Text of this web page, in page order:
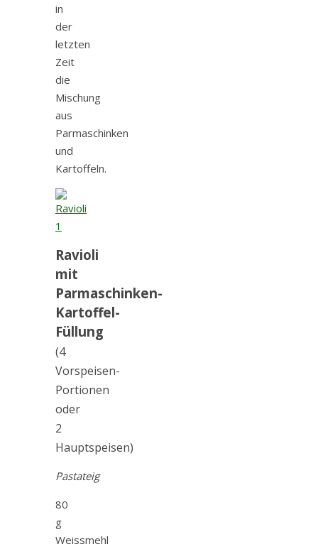
in
der
letzten
Zeit
die
Mischung
aus
Parmaschinken
und
Kartoffeln.
Ravioli
mit
Parmaschinken-
Kartoffel-
Füllung
(4
Vorspeisen-
Portionen
oder
2
Hauptspeisen)
Pastateig
80
g
Weissmehl